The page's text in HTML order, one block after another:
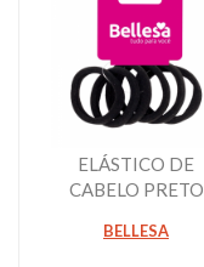
ELÁSTICO DE
CABELO PRETO
BELLESA